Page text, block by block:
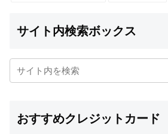
サイト内検索ボックス
おすすめクレジットカード